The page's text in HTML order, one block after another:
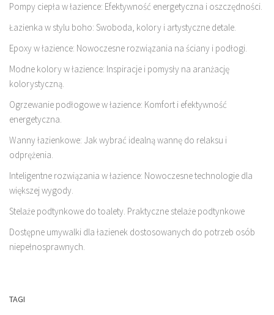
Pompy ciepła w łazience: Efektywność energetyczna i oszczędności.
Łazienka w stylu boho: Swoboda, kolory i artystyczne detale.
Epoxy w łazience: Nowoczesne rozwiązania na ściany i podłogi.
Modne kolory w łazience: Inspiracje i pomysły na aranżację
kolorystyczną.
Ogrzewanie podłogowe w łazience: Komfort i efektywność
energetyczna.
Wanny łazienkowe: Jak wybrać idealną wannę do relaksu i
odprężenia.
Inteligentne rozwiązania w łazience: Nowoczesne technologie dla
większej wygody.
Stelaże podtynkowe do toalety. Praktyczne stelaże podtynkowe
Dostępne umywalki dla łazienek dostosowanych do potrzeb osób
niepełnosprawnych.
TAGI